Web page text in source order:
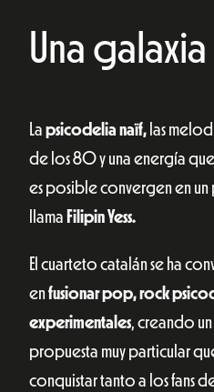
Una
La psicodelia naïf, las
de los 80 y una energía
es posible convergen en un
llama Filipin Yess.
El cuarteto catalán se ha
enfusionar pop, rock
experimentales, creando
propuesta muy particular
conquistar tanto a los fans